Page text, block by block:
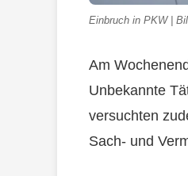
Einbruch in PKW |
Am
Unbekannte
versuchten
Sach- und